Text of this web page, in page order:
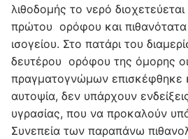
λιθοδομής το νερό
πρώτου ορόφου και
ισογείου. Στο πατάρι του
δευτέρου ορόφου της όμορης
πραγματογνώμων επισκέφθηκε
αυτοψία, δεν υπάρχουν
υγρασίας, που να προκαλούν
Συνεπεία των παραπάνω